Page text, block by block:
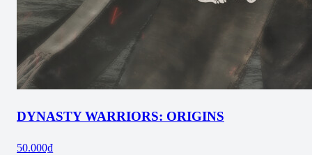
DYNASTY WARRIORS: ORIGINS
50.000₫